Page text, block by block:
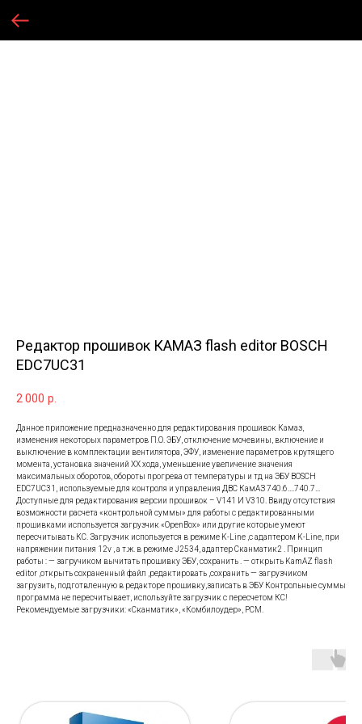
Редактор прошивок КАМАЗ flash editor BOSCH
EDC7UC31
2 000 р.
Данное приложение предназначенно для редактирования прошивок Камаз,
изменения некоторых параметров П.О. ЭБУ, отключение мочевины, включение и
выключение в комплектации вентилятора, ЭФУ, изменение параметров крутящего
момента, установка значений ХХ хода, уменьшение увеличение значения
максимальных оборотов, обороты прогрева от температуры и тд на ЭБУ BOSCH
EDC7UC31, используемые для контроля и управления ДВС КамАЗ 740.6….740.7…
Доступные для редактирования версии прошивок – V141 И V310. Ввиду отсутствия
возможности расчета «контрольной суммы» для работы с редактированными
прошивками используется загрузчик «OpenBox» или другие которые умеют
пересчитывать КС. Загрузчик используется в режиме K-Line ,c адаптером K-Line, при
напряжении питания 12v , а т.ж. в режиме J2534, адаптер Сканматик2 . Принцип
работы : — загручиком вычитать прошивку ЭБУ, сохранить . — открыть KamAZ flash
editor ,открыть сохраненный файл ,редактировать ,сохранить — загрузчиком
загрузить, подготвленную в редакторе прошивку,записать в ЭБУ Контрольные суммы
программа не пересчитывает, используйте загрузчик с пересчетом КС!
Рекомендуемые загрузчики: «Сканматик», «Комбилоудер», PCM.